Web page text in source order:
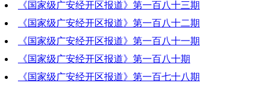
2022-09-22 20:48:31
《国家级广安经开区报道》第一百八十三期
2022-09-15 20:12:03
《国家级广安经开区报道》第一百八十二期
2022-09-08 20:11:00
《国家级广安经开区报道》第一百八十一期
2022-09-01 18:52:28
《国家级广安经开区报道》第一百八十期
2022-08-25 19:17:14
《国家级广安经开区报道》第一百七十八期